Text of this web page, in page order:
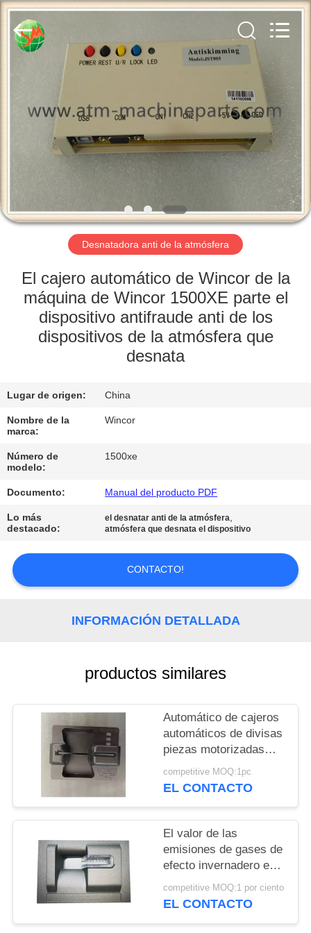
HOGAR
PRODUCTOS
SOBRE
NOSOTROS
VIAJE
LA
FÁBRICA
CONTROL
ÉNTRENOS
EN
CONTACTO
CON
PIDA
SITIO
PRIVACY
POLICY
-
2025
International
Trade
Co.,Ltd..
Desnatadora anti de la atmósfera
El cajero automático de Wincor de la
máquina de Wincor 1500XE parte el
dispositivo antifraude anti de los
dispositivos de la atmósfera que
desnata
Lugar de origen: China
Nombre de la
marca:
Wincor
Número de
modelo:
1500xe
Documento: Manual del producto PDF
Lo más
destacado:
el desnatar anti de la atmósfera,
atmósfera que desnata el dispositivo
CONTACTO!
INFORMACIÓN DETALLADA
productos similares
Automático de cajeros
automáticos de divisas
piezas motorizadas
lector de tarjetas
MT188
competitive MOQ:1pc
EL CONTACTO
El valor de las
emisiones de gases de
efecto invernadero es
el valor de las
emisiones de gases de
competitive MOQ:1 por ciento
EL CONTACTO